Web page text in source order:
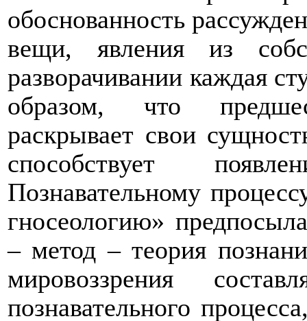
обоснованность
вещи, явления из
разворачивании каждая
образом, что
раскрывает свои
способствует
Познавательному
гносеологию»
– метод – теория
мировоззрения
познавательного